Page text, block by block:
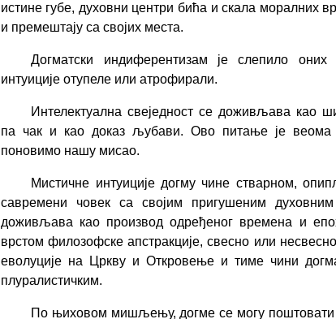
истине губе, духовни центри бића и скала моралних
и премештају са својих места.
Догматски индиферентизам је слепило оних
интуиције отупеле или атрофирали.
Интелектуална свеједност се доживљава као
па чак и као доказ љубави. Ово питање је веома
поновимо нашу мисао.
Мистичне интуиције догму чине стварном,
савремени човек са својим пригушеним духовним
доживљава као производ одређеног времена и
врстом филозофске апстракције, свесно или
еволуције на Цркву и Откровење и тиме чини
плуралистичким.
По њиховом мишљењу, догме се могу поштовати